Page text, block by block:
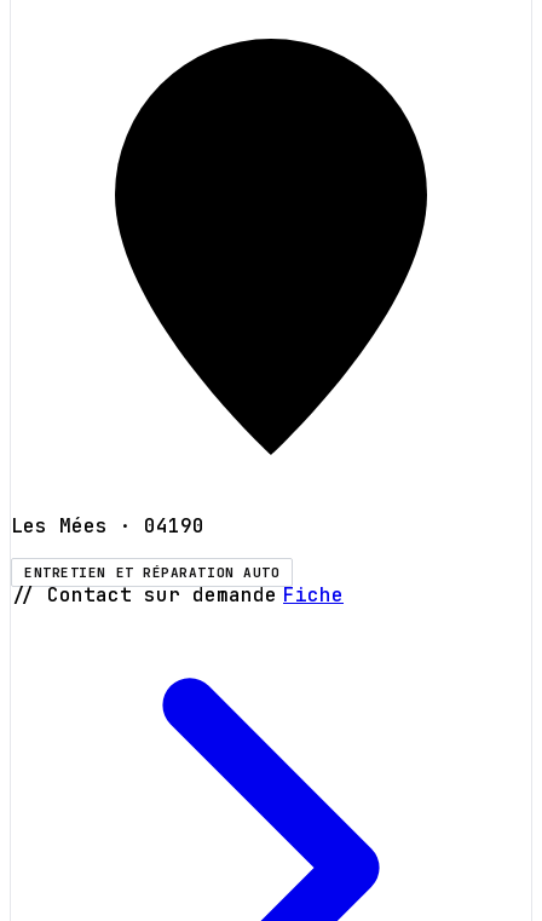
Les Mées · 04190
ENTRETIEN ET RÉPARATION AUTO
// Contact sur demande Fiche